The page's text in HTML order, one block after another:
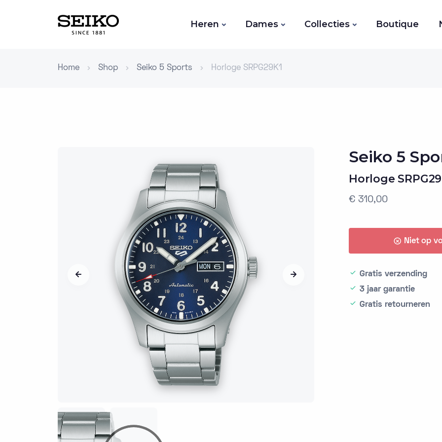
Heren Dames Collecties Boutique
Home Shop Seiko 5 Sports Horloge SRPG29K1
Seiko 5
Horloge
€ 310,00
Niet op
Gratis verzending
3 jaar garantie
Gratis retourneren